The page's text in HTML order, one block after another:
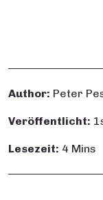
Author: Peter
Veröffentlicht:
Lesezeit: 4 Mins